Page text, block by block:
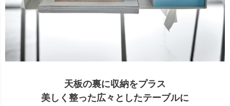
天板の裏に収納をプラス
美しく整った広々としたテーブルに